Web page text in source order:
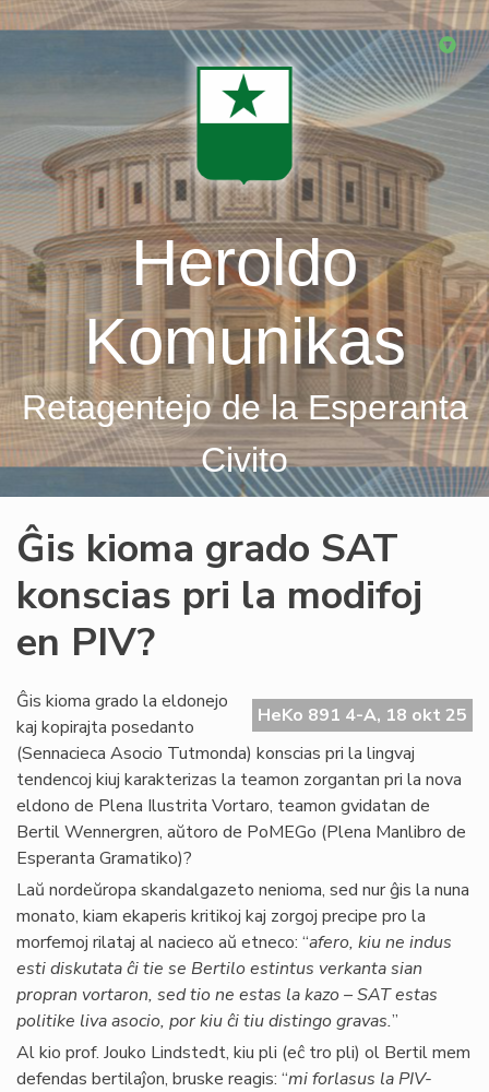
Skip
Heroldo
Komunikas
Retagentejo de la Esperanta
Civito
Ĝis kioma grado SAT
konscias pri la modifoj
en PIV?
HeKo 891 4-A, 18 okt 25
Ĝis kioma grado la eldonejo
kaj kopirajta posedanto
(Sennacieca Asocio Tutmonda) konscias pri la lingvaj
tendencoj kiuj karakterizas la teamon zorgantan pri la nova
eldono de Plena Ilustrita Vortaro, teamon gvidatan de
Bertil Wennergren, aŭtoro de PoMEGo (Plena Manlibro de
Esperanta Gramatiko)?
Laŭ nordeŭropa skandalgazeto nenioma, sed nur ĝis la nuna
monato, kiam ekaperis kritikoj kaj zorgoj precipe pro la
morfemoj rilataj al nacieco aŭ etneco: “afero, kiu ne indus
esti diskutata ĉi tie se Bertilo estintus verkanta sian
propran vortaron, sed tio ne estas la kazo – SAT estas
politike liva asocio, por kiu ĉi tiu distingo gravas.”
Al kio prof. Jouko Lindstedt, kiu pli (eĉ tro pli) ol Bertil mem
defendas bertilaĵon, bruske reagis: “mi forlasus la PIV-